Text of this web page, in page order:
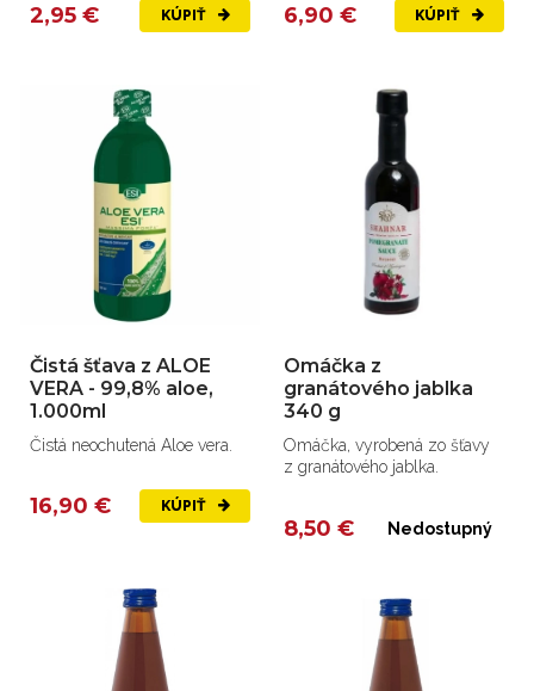
2,95 € KÚPIŤ 6,90 € KÚPIŤ
Čistá šťava z ALOE
VERA - 99,8% aloe,
1.000ml
Čistá neochutená Aloe vera.
16,90 € KÚPIŤ
Omáčka z
granátového jablka
340 g
Omáčka, vyrobená zo šťavy
z granátového jablka.
8,50 € Nedostupný